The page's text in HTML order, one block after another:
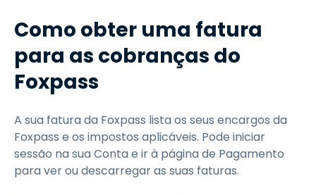
Como obter uma fatura
para as cobranças do
Foxpass
A sua fatura da Foxpass lista os seus encargos da
Foxpass e os impostos aplicáveis. Pode iniciar
sessão na sua Conta e ir à página de Pagamento
para ver ou descarregar as suas faturas.